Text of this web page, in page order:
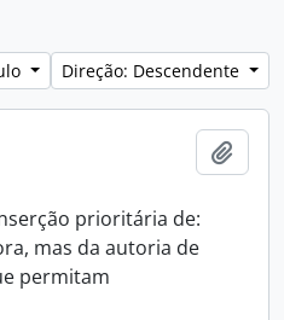
Direção: Descendente
prioritária de:
mas da autoria de
permitam